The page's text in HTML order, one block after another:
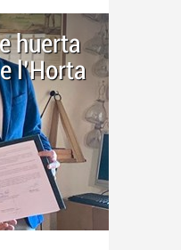
huerta
l’Horta